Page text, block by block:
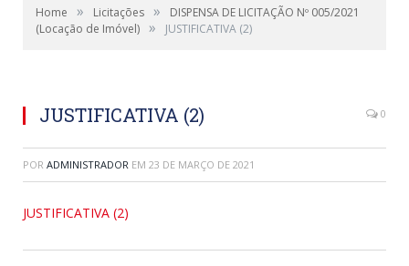
Home » Licitações »
DISPENSA DE LICITAÇÃO Nº 005/2021
(Locação de Imóvel) » JUSTIFICATIVA (2)
JUSTIFICATIVA (2) 0
POR ADMINISTRADOR EM 23 DE MARÇO DE 2021
JUSTIFICATIVA (2)